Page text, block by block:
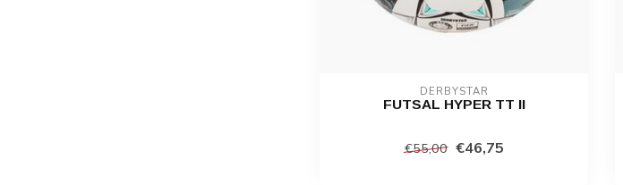
DERBYSTAR
FUTSAL HYPER TT II
€55,00 €46,75